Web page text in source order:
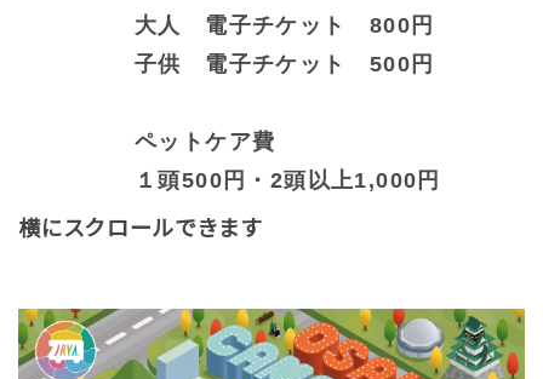
大人 電子チケット 800円
子供 電子チケット 500円
ペットケア費
１頭500円・2頭以上1,000円
横にスクロールできます